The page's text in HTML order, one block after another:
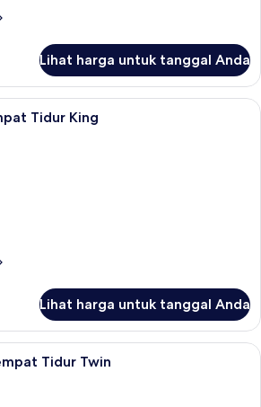
Lihat harga untuk tanggal Anda
Seprai premium, selimut bulu angsa,
Tidur King
Lihat harga untuk tanggal Anda
Seprai premium, selimut bulu angsa,
Tidur Twin